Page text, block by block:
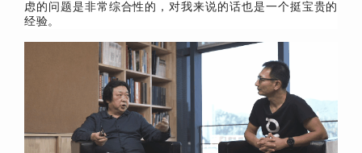
虑的问题是非常综合性的，对我来说的话也是一个挺宝贵的
经验。